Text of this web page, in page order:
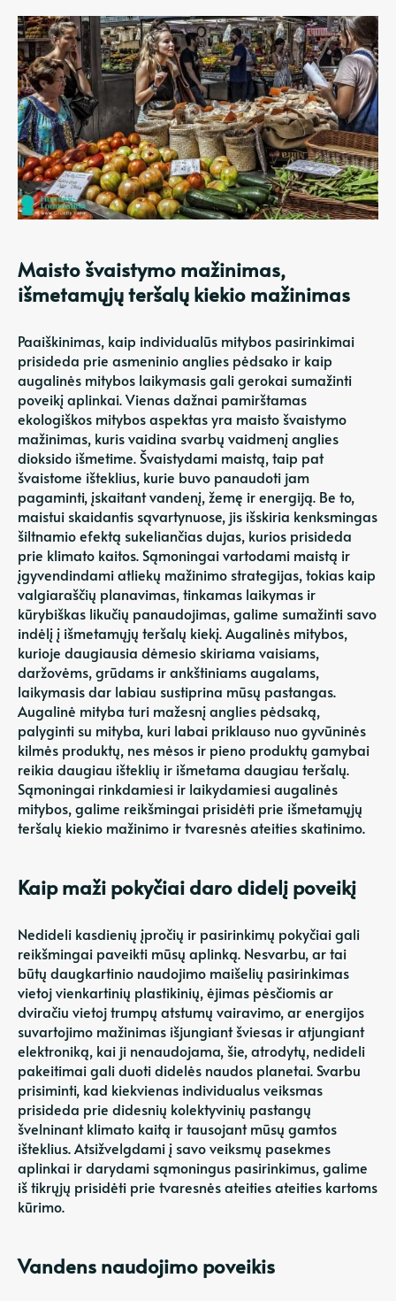
Maisto švaistymo mažinimas,
išmetamųjų teršalų kiekio mažinimas
Paaiškinimas, kaip individualūs mitybos pasirinkimai
prisideda prie asmeninio anglies pėdsako ir kaip
augalinės mitybos laikymasis gali gerokai sumažinti
poveikį aplinkai. Vienas dažnai pamirštamas
ekologiškos mitybos aspektas yra maisto švaistymo
mažinimas, kuris vaidina svarbų vaidmenį anglies
dioksido išmetime. Švaistydami maistą, taip pat
švaistome išteklius, kurie buvo panaudoti jam
pagaminti, įskaitant vandenį, žemę ir energiją. Be to,
maistui skaidantis sąvartynuose, jis išskiria kenksmingas
šiltnamio efektą sukeliančias dujas, kurios prisideda
prie klimato kaitos. Sąmoningai vartodami maistą ir
įgyvendindami atliekų mažinimo strategijas, tokias kaip
valgiaraščių planavimas, tinkamas laikymas ir
kūrybiškas likučių panaudojimas, galime sumažinti savo
indėlį į išmetamųjų teršalų kiekį. Augalinės mitybos,
kurioje daugiausia dėmesio skiriama vaisiams,
daržovėms, grūdams ir ankštiniams augalams,
laikymasis dar labiau sustiprina mūsų pastangas.
Augalinė mityba turi mažesnį anglies pėdsaką,
palyginti su mityba, kuri labai priklauso nuo gyvūninės
kilmės produktų, nes mėsos ir pieno produktų gamybai
reikia daugiau išteklių ir išmetama daugiau teršalų.
Sąmoningai rinkdamiesi ir laikydamiesi augalinės
mitybos, galime reikšmingai prisidėti prie išmetamųjų
teršalų kiekio mažinimo ir tvaresnės ateities skatinimo.
Kaip maži pokyčiai daro didelį poveikį
Nedideli kasdienių įpročių ir pasirinkimų pokyčiai gali
reikšmingai paveikti mūsų aplinką. Nesvarbu, ar tai
būtų daugkartinio naudojimo maišelių pasirinkimas
vietoj vienkartinių plastikinių, ėjimas pėsčiomis ar
dviračiu vietoj trumpų atstumų vairavimo, ar energijos
suvartojimo mažinimas išjungiant šviesas ir atjungiant
elektroniką, kai ji nenaudojama, šie, atrodytų, nedideli
pakeitimai gali duoti didelės naudos planetai. Svarbu
prisiminti, kad kiekvienas individualus veiksmas
prisideda prie didesnių kolektyvinių pastangų
švelninant klimato kaitą ir tausojant mūsų gamtos
išteklius. Atsižvelgdami į savo veiksmų pasekmes
aplinkai ir darydami sąmoningus pasirinkimus, galime
iš tikrųjų prisidėti prie tvaresnės ateities ateities kartoms
kūrimo.
Vandens naudojimo poveikis